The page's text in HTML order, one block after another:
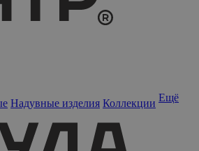
Надувные изделия Коллекции Ещё